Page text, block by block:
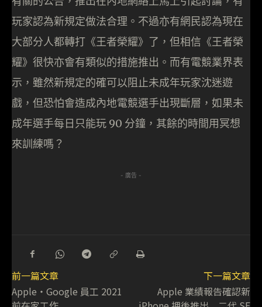
玩家認為新規定做法合理。不過亦有網民認為現在
大部分人都轉打《王者榮耀》了，但相信《王者榮
耀》很快亦會有類似的措施推出。而有電競業界表
示，雖然新規定的確可以阻止未成年玩家沈迷遊
戲，但恐怕會造成內地電競選手出現斷層，如果未
成年選手每日只能玩 90 分鐘，其餘的時間用冥想
來訓練嗎？
- 廣告 -
前一篇文章
Apple・Google 員工 2021
下一篇文章
Apple 業績報告確認新